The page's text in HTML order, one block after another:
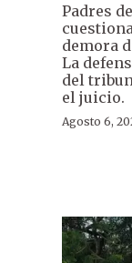
Padres
demora
La
del
el juicio.
Agosto 6,